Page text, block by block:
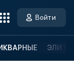
Войти